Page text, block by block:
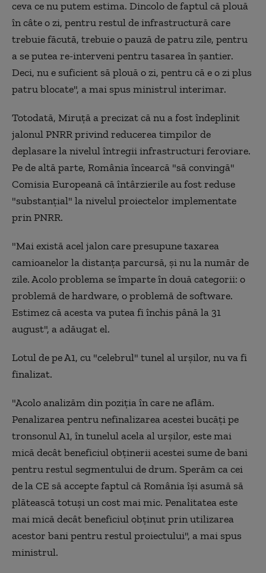
ceva ce nu putem estima. Dincolo de faptul că plouă
în câte o zi, pentru restul de infrastructură care
trebuie făcută, trebuie o pauză de patru zile, pentru
a se putea re-interveni pentru tasarea în şantier.
Deci, nu e suficient să plouă o zi, pentru că e o zi plus
patru blocate", a mai spus ministrul interimar.
Totodată, Miruţă a precizat că nu a fost îndeplinit
jalonul PNRR privind reducerea timpilor de
deplasare la nivelul întregii infrastructuri feroviare.
Pe de altă parte, România încearcă "să convingă"
Comisia Europeană că întârzierile au fost reduse
"substanţial" la nivelul proiectelor implementate
prin PNRR.
"Mai există acel jalon care presupune taxarea
camioanelor la distanţa parcursă, şi nu la număr de
zile. Acolo problema se împarte în două categorii: o
problemă de hardware, o problemă de software.
Estimez că acesta va putea fi închis până la 31
august", a adăugat el.
Lotul de pe A1, cu "celebrul" tunel al urşilor, nu va fi
finalizat.
"Acolo analizăm din poziţia în care ne aflăm.
Penalizarea pentru nefinalizarea acestei bucăţi pe
tronsonul A1, în tunelul acela al urşilor, este mai
mică decât beneficiul obţinerii acestei sume de bani
pentru restul segmentului de drum. Sperăm ca cei
de la CE să accepte faptul că România îşi asumă să
plătească totuşi un cost mai mic. Penalitatea este
mai mică decât beneficiul obţinut prin utilizarea
acestor bani pentru restul proiectului", a mai spus
ministrul.